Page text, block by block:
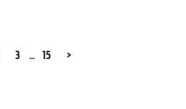
3 … 15 >